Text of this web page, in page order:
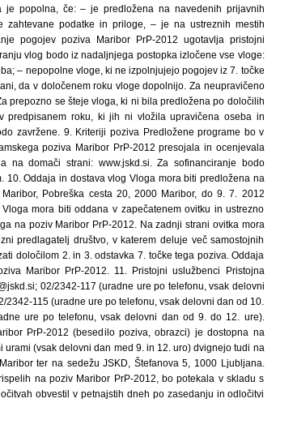
je popolna, če: – je predložena na navedenih prijavnih
podatke in priloge, – je na ustreznih mestih
pogojev poziva Maribor PrP-2012 ugotavlja pristojni
vlog bodo iz nadaljnjega postopka izločene vse vloge:
– nepopolne vloge, ki ne izpolnjujejo pogojev iz 7. točke
da v določenem roku vloge dopolnijo. Za neupravičeno
prepozno se šteje vloga, ki ni bila predložena po določilih
predpisanem roku, ki jih ni vložila upravičena oseba in
zavržene. 9. Kriteriji poziva Predložene programe bo v
poziva Maribor PrP-2012 presojala in ocenjevala
na domači strani: www.jskd.si. Za sofinanciranje bodo
10. Oddaja in dostava vlog Vloga mora biti predložena na
Pobreška cesta 20, 2000 Maribor, do 9. 7. 2012
mora biti oddana v zapečatenem ovitku in ustrezno
na poziv Maribor PrP-2012. Na zadnji strani ovitka mora
predlagatelj društvo, v katerem deluje več samostojnih
določilom 2. in 3. odstavka 7. točke tega poziva. Oddaja
Maribor PrP-2012. 11. Pristojni uslužbenci Pristojna
02/2342-117 (uradne ure po telefonu, vsak delovni
115 (uradne ure po telefonu, vsak delovni dan od 10.
ure po telefonu, vsak delovni dan od 9. do 12. ure).
PrP-2012 (besedilo poziva, obrazci) je dostopna na
(vsak delovni dan med 9. in 12. uro) dvignejo tudi na
ter na sedežu JSKD, Štefanova 5, 1000 Ljubljana.
na poziv Maribor PrP-2012, bo potekala v skladu s
obvestil v petnajstih dneh po zasedanju in odločitvi